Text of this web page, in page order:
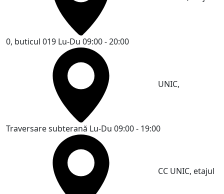
0, buticul 019 Lu-Du 09:00 - 20:00
UNIC,
Traversare subterană Lu-Du 09:00 - 19:00
CC UNIC, etajul